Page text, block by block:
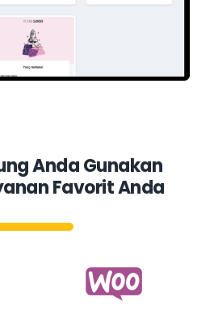
Anda Gunakan
Favorit Anda